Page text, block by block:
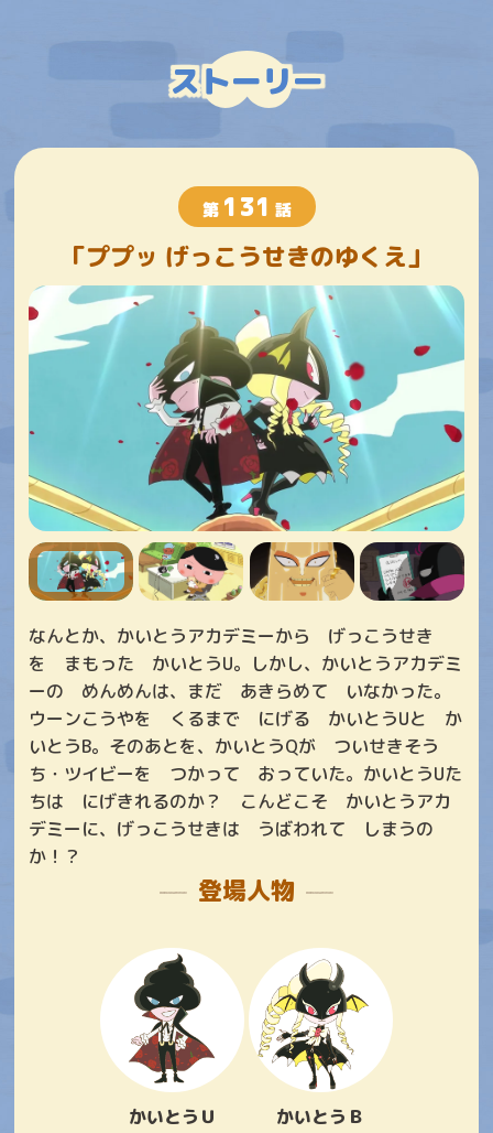
ストーリー
第 131 話
「ププッ げっこうせきのゆくえ」
なんとか、かいとうアカデミーから げっこうせき
を まもった かいとうU。しかし、かいとうアカデミ
ーの めんめんは、まだ あきらめて いなかった。
ウーンこうやを くるまで にげる かいとうUと か
いとうB。そのあとを、かいとうQが ついせきそう
ち・ツイビーを つかって おっていた。かいとうUた
ちは にげきれるのか？ こんどこそ かいとうアカ
デミーに、げっこうせきは うばわれて しまうの
か！？
登場人物
かいとうＵ かいとうＢ